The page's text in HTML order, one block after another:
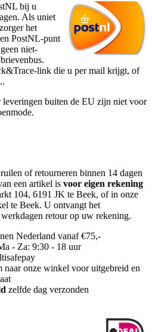
bij u
Als uniet
het
PostNL-punt
niet-
link die u per mail krijgt, of
buiten de EU zijn niet voor
of retourneren binnen 14 dagen
een artikel is voor eigen rekening
104, 6191 JK te Beek, of in onze
te Beek. U ontvangt het
retour op uw rekening.
Nederland vanaf €75,-
- Za: 9:30 - 18 uur
naar onze winkel voor uitgebreid en
zelfde dag verzonden